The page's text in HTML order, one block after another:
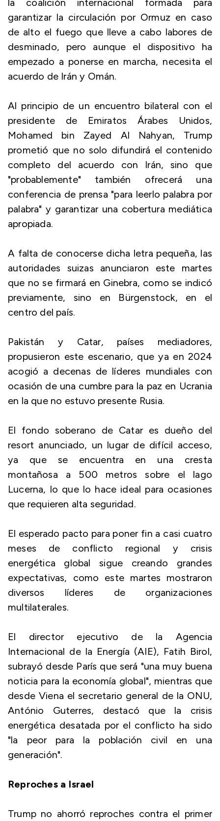
la coalición internacional formada para
garantizar la circulación por Ormuz en caso
de alto el fuego que lleve a cabo labores de
desminado, pero aunque el dispositivo ha
empezado a ponerse en marcha, necesita el
acuerdo de Irán y Omán.
Al principio de un encuentro bilateral con el
presidente de Emiratos Árabes Unidos,
Mohamed bin Zayed Al Nahyan, Trump
prometió que no solo difundirá el contenido
completo del acuerdo con Irán, sino que
"probablemente" también ofrecerá una
conferencia de prensa "para leerlo palabra por
palabra" y garantizar una cobertura mediática
apropiada.
A falta de conocerse dicha letra pequeña, las
autoridades suizas anunciaron este martes
que no se firmará en Ginebra, como se indicó
previamente, sino en Bürgenstock, en el
centro del país.
Pakistán y Catar, países mediadores,
propusieron este escenario, que ya en 2024
acogió a decenas de líderes mundiales con
ocasión de una cumbre para la paz en Ucrania
en la que no estuvo presente Rusia.
El fondo soberano de Catar es dueño del
resort anunciado, un lugar de difícil acceso,
ya que se encuentra en una cresta
montañosa a 500 metros sobre el lago
Lucerna, lo que lo hace ideal para ocasiones
que requieren alta seguridad.
El esperado pacto para poner fin a casi cuatro
meses de conflicto regional y crisis
energética global sigue creando grandes
expectativas, como este martes mostraron
diversos líderes de organizaciones
multilaterales.
El director ejecutivo de la Agencia
Internacional de la Energía (AIE), Fatih Birol,
subrayó desde París que será "una muy buena
noticia para la economía global", mientras que
desde Viena el secretario general de la ONU,
António Guterres, destacó que la crisis
energética desatada por el conflicto ha sido
"la peor para la población civil en una
generación".
Reproches a Israel
Trump no ahorró reproches contra el primer